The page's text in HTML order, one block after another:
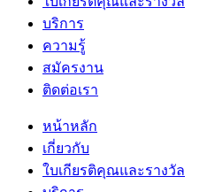
บริการ
ความรู้
สมัครงาน
ติดต่อเรา
หน้าหลัก
เกี่ยวกับ
ใบเกียรติคุณและรางวัล